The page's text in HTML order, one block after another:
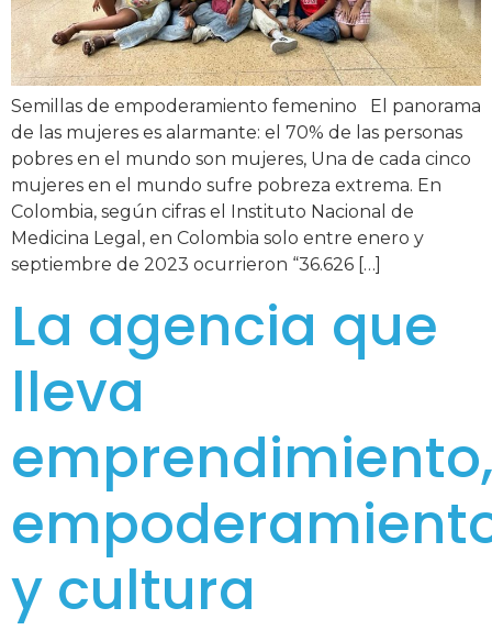
Semillas de empoderamiento femenino El panorama
de las mujeres es alarmante: el 70% de las personas
pobres en el mundo son mujeres, Una de cada cinco
mujeres en el mundo sufre pobreza extrema. En
Colombia, según cifras el Instituto Nacional de
Medicina Legal, en Colombia solo entre enero y
septiembre de 2023 ocurrieron “36.626 […]
La agencia que
lleva
emprendimiento,
y cultura